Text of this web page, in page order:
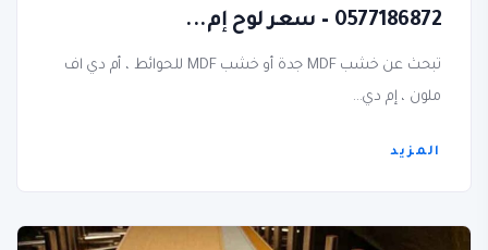
0577186872 – سعر لوح إم...
تبحث عن خشب MDF جدة أو خشب MDF للحوائط ، أم دي اف
ملون ، إم دي...
المزيد